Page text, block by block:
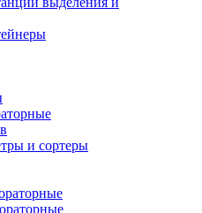
и сортеры